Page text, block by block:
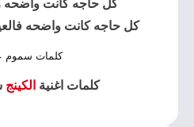
كل حاجه كانت واضحه
كل حاجه كانت واضحه
كلمات سموم
كلمات اغنية الكينج